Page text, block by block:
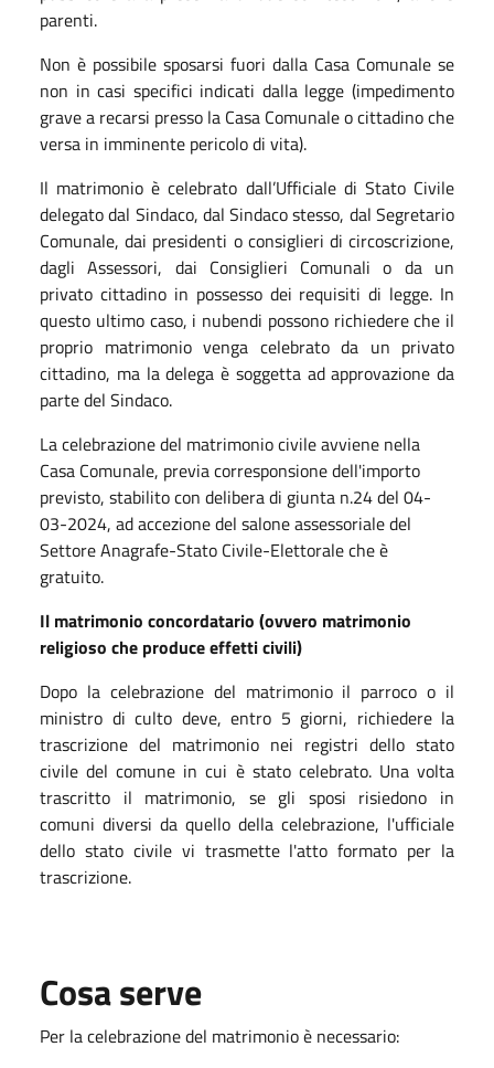
parenti.
Non è possibile sposarsi fuori dalla Casa Comunale se
non in casi specifici indicati dalla legge (impedimento
grave a recarsi presso la Casa Comunale o cittadino che
versa in imminente pericolo di vita).
Il matrimonio è celebrato dall’Ufficiale di Stato Civile
delegato dal Sindaco, dal Sindaco stesso, dal Segretario
Comunale, dai presidenti o consiglieri di circoscrizione,
dagli Assessori, dai Consiglieri Comunali o da un
privato cittadino in possesso dei requisiti di legge. In
questo ultimo caso, i nubendi possono richiedere che il
proprio matrimonio venga celebrato da un privato
cittadino, ma la delega è soggetta ad approvazione da
parte del Sindaco.
La celebrazione del matrimonio civile avviene nella
Casa Comunale, previa corresponsione dell'importo
previsto, stabilito con delibera di giunta n.24 del 04-
03-2024, ad accezione del salone assessoriale del
Settore Anagrafe-Stato Civile-Elettorale che è
gratuito.
Il matrimonio concordatario (ovvero matrimonio
religioso che produce effetti civili)
Dopo la celebrazione del matrimonio il parroco o il
ministro di culto deve, entro 5 giorni, richiedere la
trascrizione del matrimonio nei registri dello stato
civile del comune in cui è stato celebrato. Una volta
trascritto il matrimonio, se gli sposi risiedono in
comuni diversi da quello della celebrazione, l'ufficiale
dello stato civile vi trasmette l'atto formato per la
trascrizione.
Cosa serve
Per la celebrazione del matrimonio è necessario: